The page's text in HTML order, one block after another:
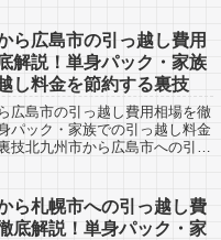
では約560km。翌日着での...
ら広島市の引っ越し費用
解説！単身パック・家族
し料金を節約する裏技
広島市の引っ越し費用相場を徹
パック・家族での引っ越し料金
技北九州市から広島市への引越
までは約210kmとやや距離...
ら札幌市への引っ越し費
底解説！単身パック・家